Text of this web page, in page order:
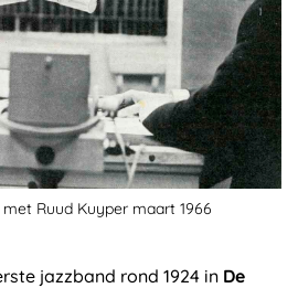
Ruud Kuyper maart 1966
jazzband rond 1924 in De